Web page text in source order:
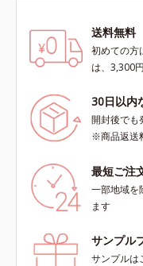
送料無料
初めての方
は、3,300
30日以内
開封後でも
※商品返送
最短ご注
一部地域を
ます
サンプル
サンプルは